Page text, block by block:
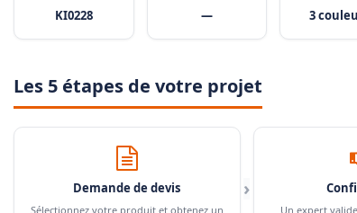
KI0228 — 3
Les 5 étapes de votre projet
Demande de devis
Sélectionnez votre produit et obtenez un
›
Un expert